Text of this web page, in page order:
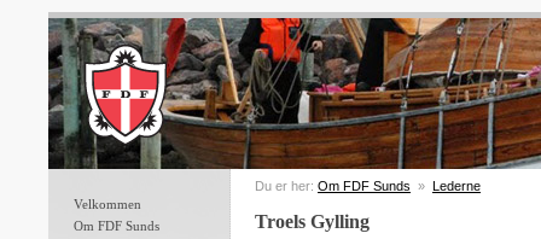
Velkommen
Om FDF Sunds
Du er her: Om FDF Sunds » Lederne
Troels Gylling